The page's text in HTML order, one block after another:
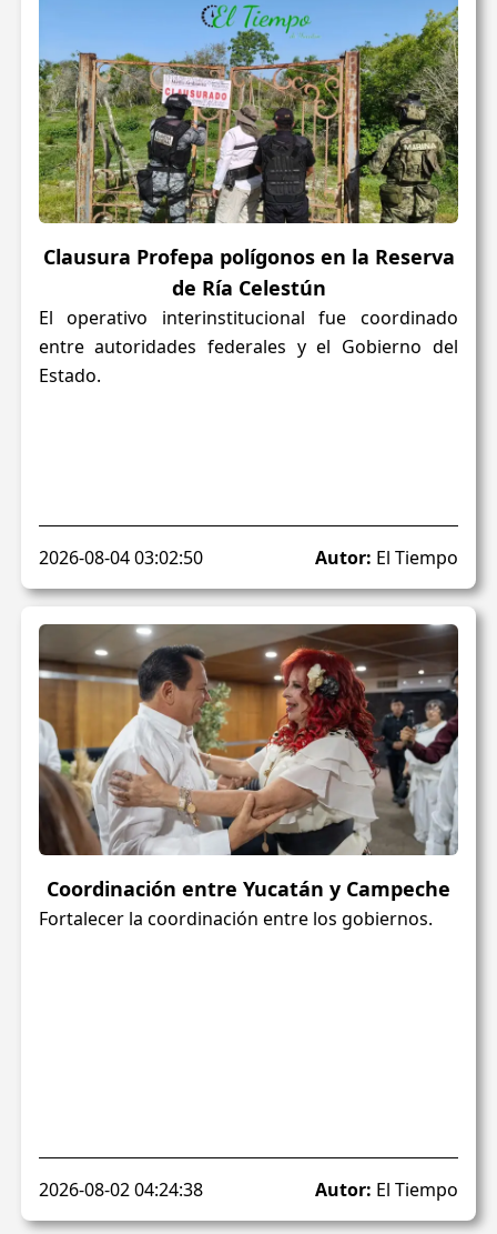
Clausura Profepa polígonos en la Reserva
de Ría Celestún
El operativo interinstitucional fue coordinado
entre autoridades federales y el Gobierno del
Estado.
2026-08-04 03:02:50 Autor: El Tiempo
Coordinación entre Yucatán y Campeche
Fortalecer la coordinación entre los gobiernos.
2026-08-02 04:24:38 Autor: El Tiempo